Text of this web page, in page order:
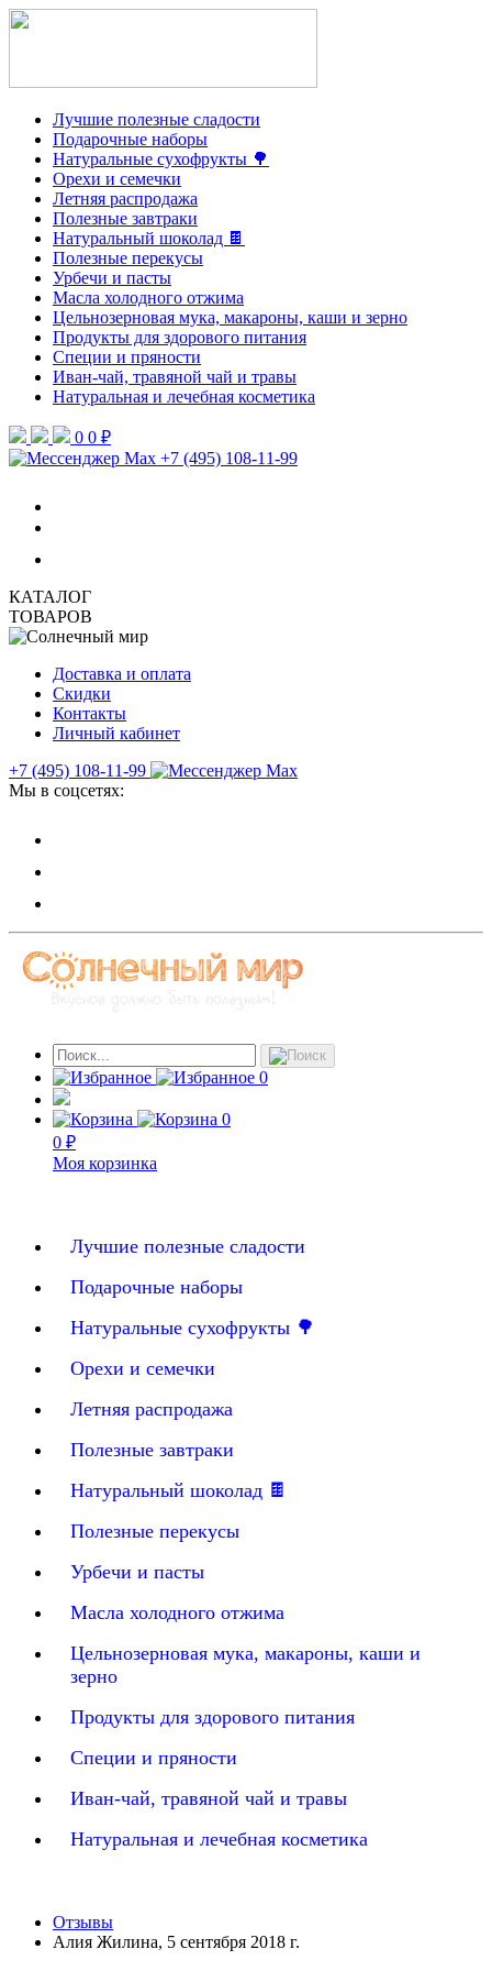
Лучшие полезные сладости
Подарочные наборы
Натуральные сухофрукты 🌳
Орехи и семечки
Летняя распродажа
Полезные завтраки
Натуральный шоколад 🍫
Полезные перекусы
Урбечи и пасты
Масла холодного отжима
Цельнозерновая мука, макароны, каши и зерно
Продукты для здорового питания
Специи и пряности
Иван-чай, травяной чай и травы
Натуральная и лечебная косметика
0 0 ₽
+7 (495) 108-11-99
КАТАЛОГ
ТОВАРОВ
Доставка и оплата
Скидки
Контакты
Личный кабинет
+7 (495) 108-11-99
Мы в соцсетях:
0
0
0 ₽
Моя корзинка
Лучшие полезные сладости
Подарочные наборы
Натуральные сухофрукты 🌳
Орехи и семечки
Летняя распродажа
Полезные завтраки
Натуральный шоколад 🍫
Полезные перекусы
Урбечи и пасты
Масла холодного отжима
Цельнозерновая мука, макароны, каши и
зерно
Продукты для здорового питания
Специи и пряности
Иван-чай, травяной чай и травы
Натуральная и лечебная косметика
Отзывы
Алия Жилина, 5 сентября 2018 г.